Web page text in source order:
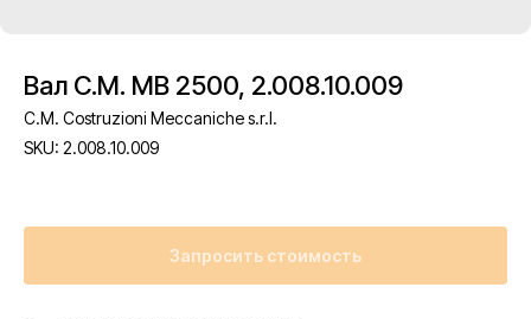
Вал C.M. MB 2500, 2.008.10.009
C.M. Costruzioni Meccaniche s.r.l.
SKU: 2.008.10.009
Запросить стоимость